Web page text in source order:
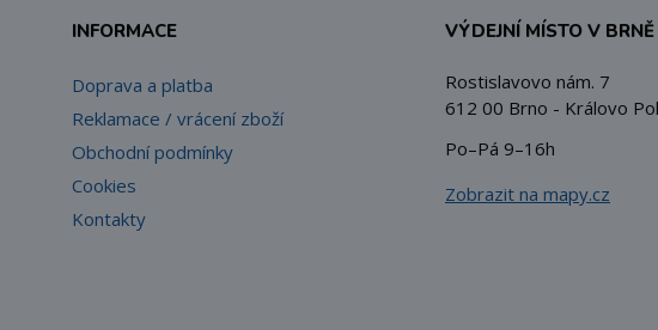
INFORMACE
Doprava a platba
Reklamace / vrácení zboží
Obchodní podmínky
Cookies
Kontakty
VÝDEJNÍ MÍSTO V BRNĚ
Rostislavovo nám. 7
612 00 Brno - Královo
Po–Pá 9–16h
Zobrazit na mapy.cz